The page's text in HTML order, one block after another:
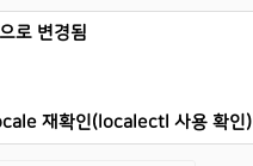
로 변경됨
재확인(localectl 사용 확인)